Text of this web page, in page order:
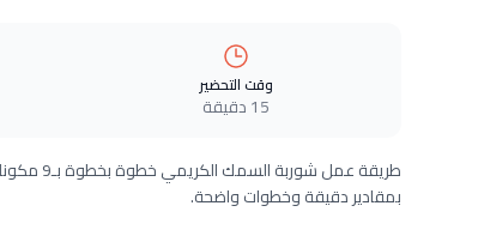
وقت التحضير
15 دقيقة
بمقادير دقيقة وخطوات واضحة.